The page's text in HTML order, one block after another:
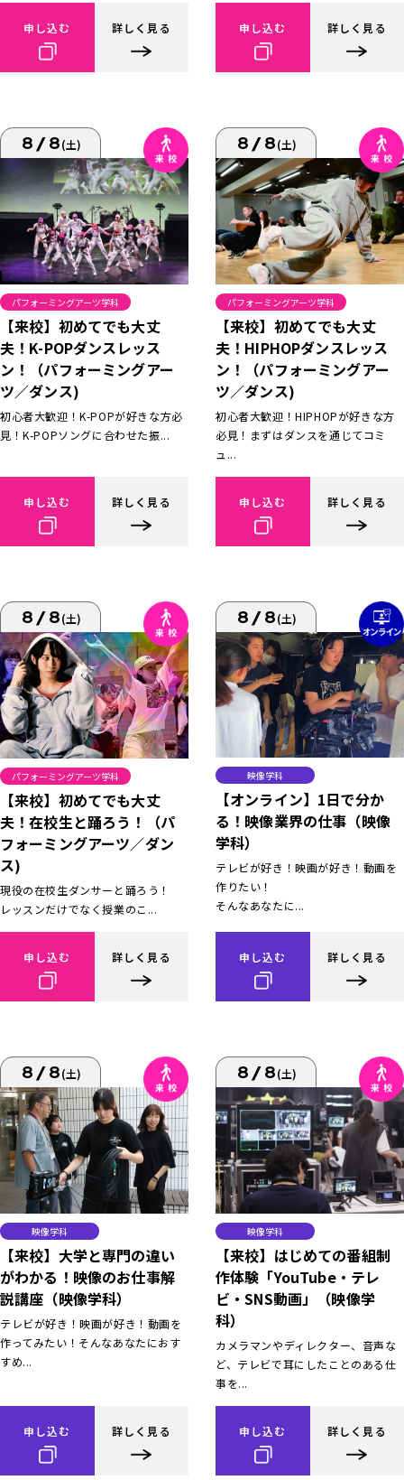
申し込む 詳しく見る 申し込む 詳しく見る
8/8(土)
パフォーミングアーツ学科
【来校】初めてでも大丈
夫！K-POPダンスレッス
ン！（パフォーミングアー
ツ／ダンス)
初心者大歓迎！K-POPが好きな方必
見！K-POPソングに合わせた振...
申し込む 詳しく見る
8/8(土)
パフォーミングアーツ学科
【来校】初めてでも大丈
夫！HIPHOPダンスレッス
ン！（パフォーミングアー
ツ／ダンス)
初心者大歓迎！HIPHOPが好きな方
必見！まずはダンスを通じてコミ
ュ...
申し込む 詳しく見る
8/8(土)
パフォーミングアーツ学科
【来校】初めてでも大丈
夫！在校生と踊ろう！（パ
フォーミングアーツ／ダン
ス)
現役の在校生ダンサーと踊ろう！
レッスンだけでなく授業のこ...
申し込む 詳しく見る
8/8(土)
映像学科
【オンライン】1日で分か
る！映像業界の仕事（映像
学科）
テレビが好き！映画が好き！動画を
作りたい！
そんなあなたに...
申し込む 詳しく見る
8/8(土)
映像学科
【来校】大学と専門の違い
がわかる！映像のお仕事解
説講座（映像学科）
テレビが好き！映画が好き！動画を
作ってみたい！そんなあなたにおす
すめ...
申し込む 詳しく見る
8/8(土)
映像学科
【来校】はじめての番組制
作体験「YouTube・テレ
ビ・SNS動画」（映像学
科）
カメラマンやディレクター、音声な
ど、テレビで耳にしたことのある仕
事を...
申し込む 詳しく見る